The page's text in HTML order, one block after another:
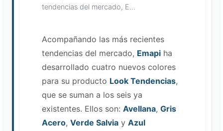
tendencias del mercado, E...
Acompañando las más recientes
tendencias del mercado, Emapi ha
desarrollado cuatro nuevos colores
para su producto Look Tendencias,
que se suman a los seis ya
existentes. Ellos son: Avellana, Gris
Acero, Verde Salvia y Azul